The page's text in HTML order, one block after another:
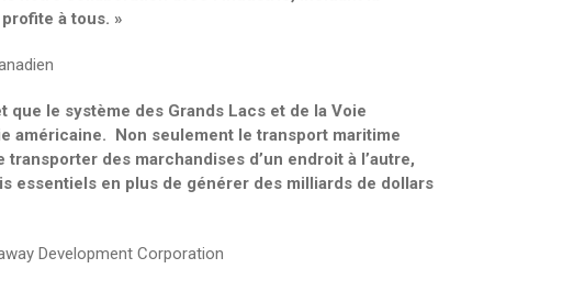
à tous. »
le système des Grands Lacs et de la Voie
américaine. Non seulement le transport maritime
des marchandises d’un endroit à l’autre,
essentiels en plus de générer des milliards de dollars
Development Corporation